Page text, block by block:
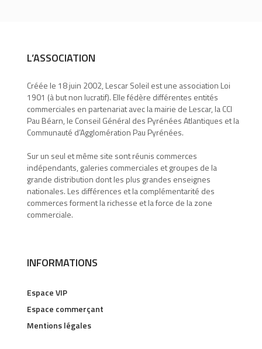
L’ASSOCIATION
Créée le 18 juin 2002, Lescar Soleil est une association Loi
1901 (à but non lucratif). Elle fédère différentes entités
commerciales en partenariat avec la mairie de Lescar, la CCI
Pau Béarn, le Conseil Général des Pyrénées Atlantiques et la
Communauté d’Agglomération Pau Pyrénées.
Sur un seul et même site sont réunis commerces
indépendants, galeries commerciales et groupes de la
grande distribution dont les plus grandes enseignes
nationales. Les différences et la complémentarité des
commerces forment la richesse et la force de la zone
commerciale.
INFORMATIONS
Espace VIP
Espace commerçant
Mentions légales